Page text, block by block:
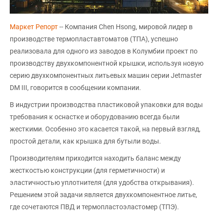
Маркет Репорт-- Компания Chen Hsong, мировой лидер в
производстве термопластавтоматов (ТПА), успешно
реализовала для одного из заводов в Колумбии проект по
производству двухкомпонентной крышки, используя новую
серию двухкомпонентных литьевых машин серии Jetmaster
DM III, говорится в сообщении компании.
В индустрии производства пластиковой упаковки для воды
требования к оснастке и оборудованию всегда были
жесткими. Особенно это касается такой, на первый взгляд,
простой детали, как крышка для бутыли воды.
Производителям приходится находить баланс между
жесткостью конструкции (для герметичности) и
эластичностью уплотнителя (для удобства открывания).
Решением этой задачи является двухкомпонентное литье,
где сочетаются ПВД и термопластоэластомер (ТПЭ).